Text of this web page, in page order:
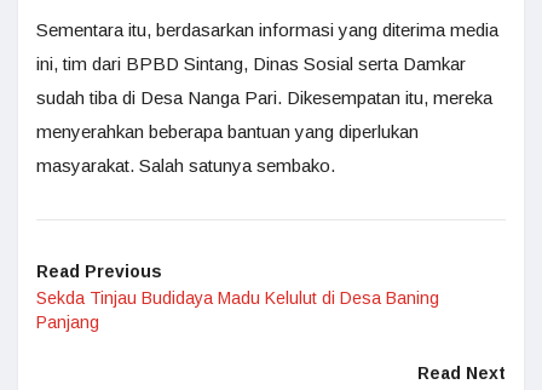
Sementara itu, berdasarkan informasi yang diterima media
ini, tim dari BPBD Sintang, Dinas Sosial serta Damkar
sudah tiba di Desa Nanga Pari. Dikesempatan itu, mereka
menyerahkan beberapa bantuan yang diperlukan
masyarakat. Salah satunya sembako.
Read Previous
Sekda Tinjau Budidaya Madu Kelulut di Desa Baning
Panjang
Read Next